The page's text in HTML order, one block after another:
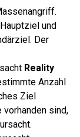
und
Der
Reality
Anzahl
Ziel
sind,